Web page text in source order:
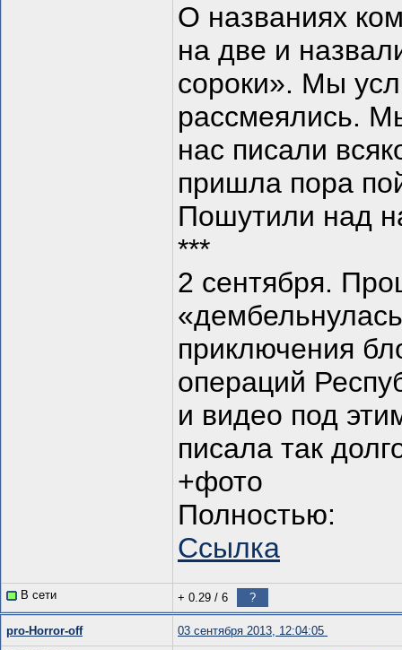
О названиях
на две и
сороки». Мы
рассмеялись.
нас писали
пришла пора
Пошутили над
***
2 сентября.
приключения
операций
и видео под
писала так
+фото
Полностью:
Ссылка
В сети + 0.29 / 6 ?
pro-Horror-off 03 сентября 2013, 12:04:05